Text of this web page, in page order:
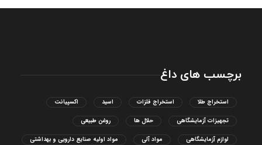
برچسب های داغ
استخراج طلا استخراج فلزات اسید اکسپیانت
تجهیزات آزمایشگاهی حلال ها روغن طبیعی
لوازم آزمایشگاهی مواد آلی مواد اولیه صنایع دارویی و بهداشتی